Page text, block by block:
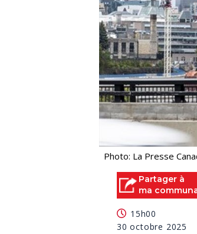
Photo: La Presse
Partager à
ma
15h00
30 octobre 2025